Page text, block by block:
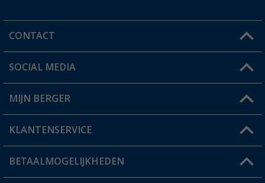
CONTACT
Een vraag?
Winkel vinden
SOCIAL MEDIA
MIJN BERGER
Mijn account
Status bestelling
KLANTENSERVICE
FAQ & Contact
BETAALMOGELIJKHEDEN